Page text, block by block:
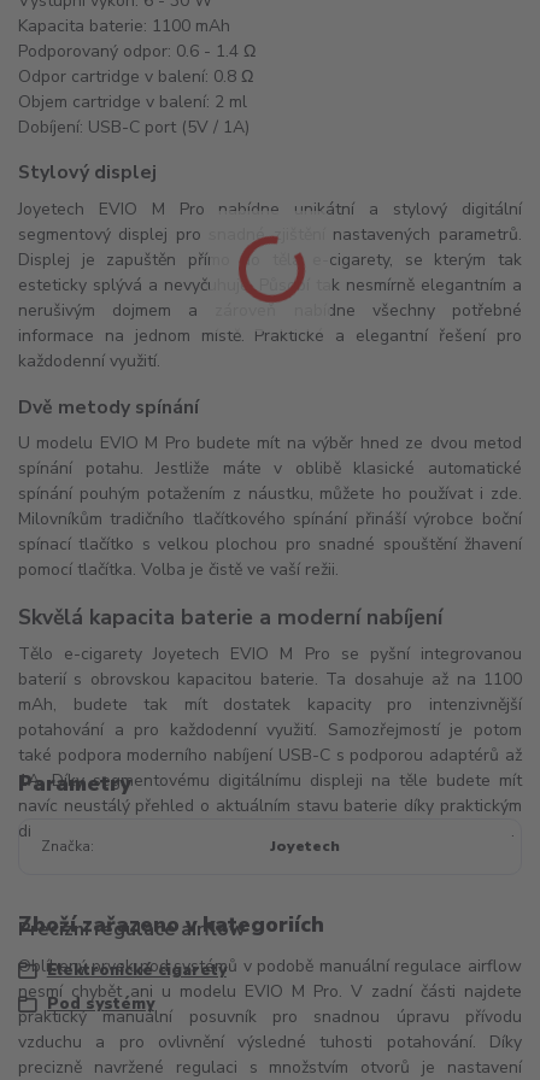
Kapacita baterie: 1100 mAh
Podporovaný odpor: 0.6 - 1.4 Ω
Odpor cartridge v balení: 0.8 Ω
Objem cartridge v balení: 2 ml
Dobíjení: USB-C port (5V / 1A)
Stylový displej
Joyetech EVIO M Pro nabídne unikátní a stylový digitální
segmentový displej pro snadné zjištění nastavených parametrů.
Displej je zapuštěn přímo do těla e-cigarety, se kterým tak
esteticky splývá a nevyčuhuje. Působí tak nesmírně elegantním a
nerušivým dojmem a zároveň nabídne všechny potřebné
informace na jednom místě. Praktické a elegantní řešení pro
každodenní využití.
Dvě metody spínání
U modelu EVIO M Pro budete mít na výběr hned ze dvou metod
spínání potahu. Jestliže máte v oblibě klasické automatické
spínání pouhým potažením z náustku, můžete ho používat i zde.
Milovníkům tradičního tlačítkového spínání přináší výrobce boční
spínací tlačítko s velkou plochou pro snadné spouštění žhavení
pomocí tlačítka. Volba je čistě ve vaší režii.
Skvělá kapacita baterie a moderní nabíjení
Tělo e-cigarety Joyetech EVIO M Pro se pyšní integrovanou
baterií s obrovskou kapacitou baterie. Ta dosahuje až na 1100
mAh, budete tak mít dostatek kapacity pro intenzivnější
potahování a pro každodenní využití. Samozřejmostí je potom
také podpora moderního nabíjení USB-C s podporou adaptérů až
1A. Díky segmentovému digitálnímu displeji na těle budete mít
navíc neustálý přehled o aktuálním stavu baterie díky praktickým
dílkům v ikoně baterie. Rozhodně vám neunikne žádná informace.
Precizní regulace airflow
Oblíbený prvek pod systémů v podobě manuální regulace airflow
nesmí chybět ani u modelu EVIO M Pro. V zadní části najdete
praktický manuální posuvník pro snadnou úpravu přívodu
vzduchu a pro ovlivnění výsledné tuhosti potahování. Díky
precizně navržené regulaci s množstvím otvorů je nastavení
Parametry
Značka Joyetech
Zboží zařazeno v kategoriích
Elektronické cigarety
Pod systémy